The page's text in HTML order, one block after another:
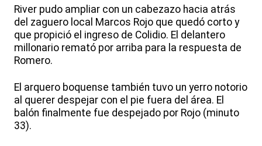
River pudo ampliar con un cabezazo hacia atrás
del zaguero local Marcos Rojo que quedó corto y
que propició el ingreso de Colidio. El delantero
millonario remató por arriba para la respuesta de
Romero.
El arquero boquense también tuvo un yerro notorio
al querer despejar con el pie fuera del área. El
balón finalmente fue despejado por Rojo (minuto
33).